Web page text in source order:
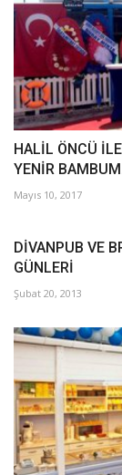
HALİL ÖNCÜ
YENİR
Mayıs 10, 2017
DİVANPUB VE
GÜNLERİ
Şubat 20, 2013